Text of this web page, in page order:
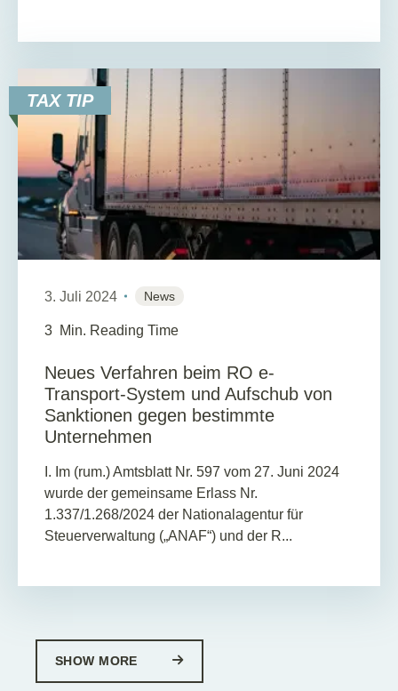
TAX TIP
3. Juli 2024 News
3 Min. Reading Time
Neues Verfahren beim RO e-
Transport-System und Aufschub von
Sanktionen gegen bestimmte
Unternehmen
I. Im (rum.) Amtsblatt Nr. 597 vom 27. Juni 2024
wurde der gemeinsame Erlass Nr.
1.337/1.268/2024 der Nationalagentur für
Steuerverwaltung („ANAF“) und der R...
SHOW MORE